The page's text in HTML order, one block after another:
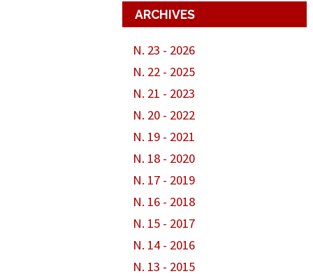
ARCHIVES
N. 23 - 2026
N. 22 - 2025
N. 21 - 2023
N. 20 - 2022
N. 19 - 2021
N. 18 - 2020
N. 17 - 2019
N. 16 - 2018
N. 15 - 2017
N. 14 - 2016
N. 13 - 2015